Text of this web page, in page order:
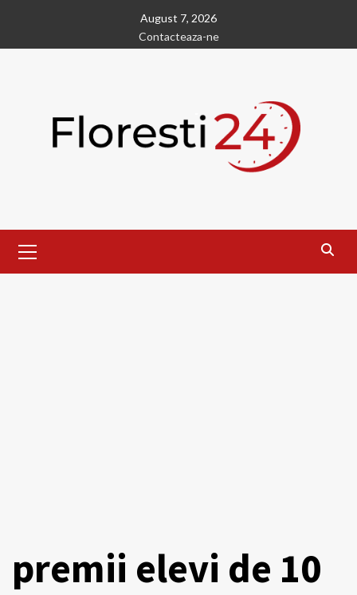
content
August 7, 2026
Contacteaza-ne
Menu
premii elevi de 10